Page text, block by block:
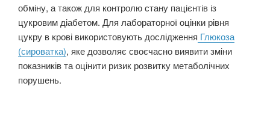
обміну, а також для контролю стану пацієнтів із
цукровим діабетом. Для лабораторної оцінки рівня
цукру в крові використовують дослідження Глюкоза
(сироватка), яке дозволяє своєчасно виявити зміни
показників та оцінити ризик розвитку метаболічних
порушень.